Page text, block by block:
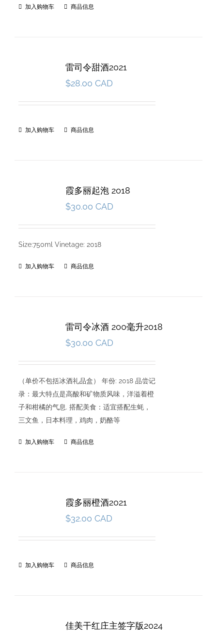
加入购物车 商品信息
雷司令甜酒2021
$28.00 CAD
加入购物车 商品信息
霞多丽起泡 2018
$30.00 CAD
Size:750ml Vinetage: 2018
加入购物车 商品信息
雷司令冰酒 200毫升2018
$30.00 CAD
（单价不包括冰酒礼品盒） 年份: 2018 品尝记
录：最大特点是高酸和矿物质风味，洋溢着橙
子和柑橘的气息. 搭配美食：适宜搭配生蚝，
三文鱼，日本料理，鸡肉，奶酪等
加入购物车 商品信息
霞多丽橙酒2021
$32.00 CAD
加入购物车 商品信息
佳美干红庄主签字版2024